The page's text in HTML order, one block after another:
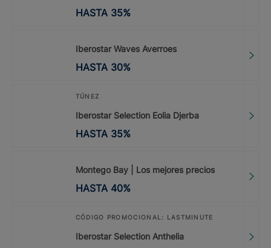
HASTA 35%
Iberostar Waves Averroes
HASTA 30%
TÚNEZ
Iberostar Selection Eolia Djerba
HASTA 35%
Montego Bay | Los mejores precios
HASTA 40%
CÓDIGO PROMOCIONAL: LASTMINUTE
Iberostar Selection Anthelia